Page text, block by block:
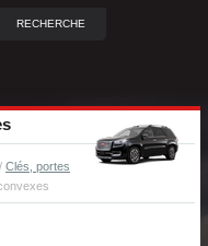
RECHERCHE
/ Clés, portes